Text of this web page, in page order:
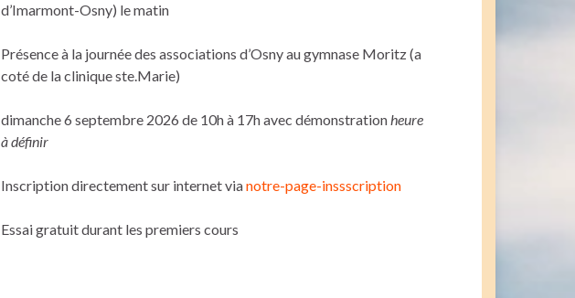
d’Imarmont-Osny) le matin
Présence à la journée des associations d’Osny au gymnase Moritz (a
coté de la clinique ste.Marie)
dimanche 6 septembre 2026 de 10h à 17h avec démonstrationheure
à définir
Inscription directement sur internet vianotre-page-inssscription
Essai gratuit durant les premiers cours